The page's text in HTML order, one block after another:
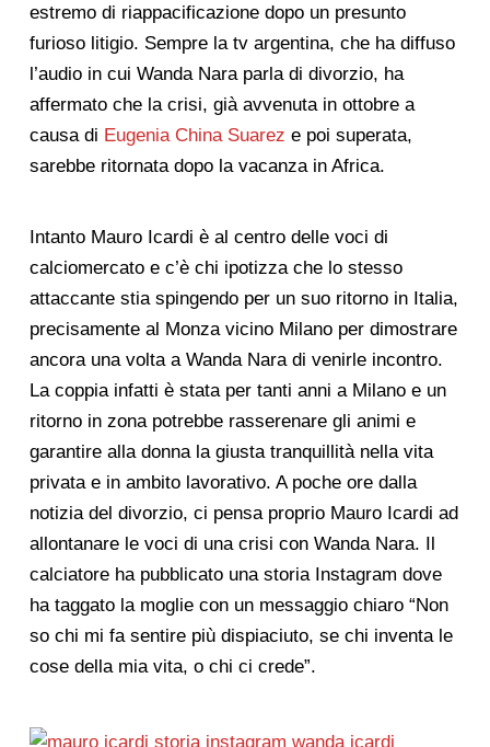
estremo di riappacificazione dopo un presunto
furioso litigio. Sempre la tv argentina, che ha diffuso
l’audio in cui Wanda Nara parla di divorzio, ha
affermato che la crisi, già avvenuta in ottobre a
causa di Eugenia China Suarez e poi superata,
sarebbe ritornata dopo la vacanza in Africa.
Intanto Mauro Icardi è al centro delle voci di
calciomercato e c’è chi ipotizza che lo stesso
attaccante stia spingendo per un suo ritorno in Italia,
precisamente al Monza vicino Milano per dimostrare
ancora una volta a Wanda Nara di venirle incontro.
La coppia infatti è stata per tanti anni a Milano e un
ritorno in zona potrebbe rasserenare gli animi e
garantire alla donna la giusta tranquillità nella vita
privata e in ambito lavorativo. A poche ore dalla
notizia del divorzio, ci pensa proprio Mauro Icardi ad
allontanare le voci di una crisi con Wanda Nara. Il
calciatore ha pubblicato una storia Instagram dove
ha taggato la moglie con un messaggio chiaro “Non
so chi mi fa sentire più dispiaciuto, se chi inventa le
cose della mia vita, o chi ci crede”.